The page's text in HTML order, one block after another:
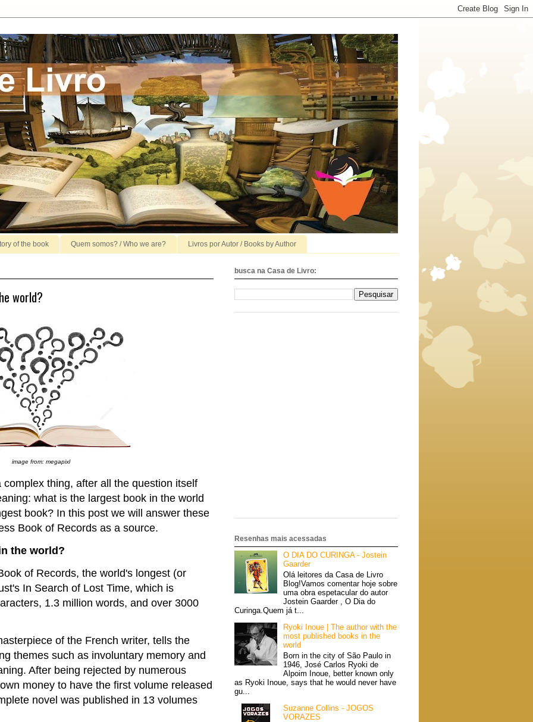
of the book Quem somos? / Who we are? Livros por Autor / Books by Author
world?
image from: megapixl
thing, after all the question itself
what is the largest book in the world
book? In this post we will answer these
Book of Records as a source.
the world?
of Records, the world's longest (or
In Search of Lost Time, which is
1.3 million words, and over 3000
of the French writer, tells the
themes such as involuntary memory and
After being rejected by numerous
money to have the first volume released
novel was published in 13 volumes
busca na Casa de Livro:
Resenhas mais acessadas
O DIA DO CURINGA - Jostein
Gaarder
Olá leitores da Casa de Livro
Blog!Vamos comentar hoje sobre
uma obra espetacular do autor
Jostein Gaarder , O Dia do
Curinga.Quem já t...
Ryoki Inoue | The author with the
most published books in the
world
Born in the city of São Paulo in
1946, José Carlos Ryoki de
Alpoim Inoue, better known only
as Ryoki Inoue, says that he would never have
gu...
Suzanne Collins - JOGOS
VORAZES